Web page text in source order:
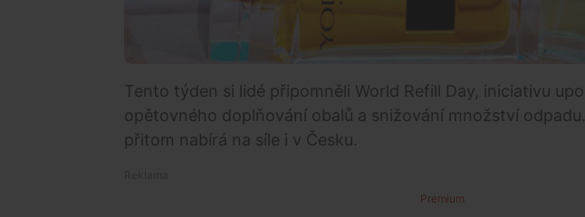
Tento týden si lidé připomněli World Refill Day, iniciativu
opětovného doplňování obalů a snižování množství
přitom nabírá na síle i v Česku.
Premium